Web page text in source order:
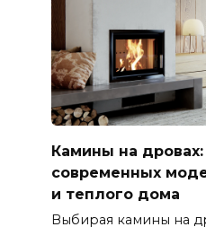
Камины на
современных
и теплого дома
Выбирая камины на